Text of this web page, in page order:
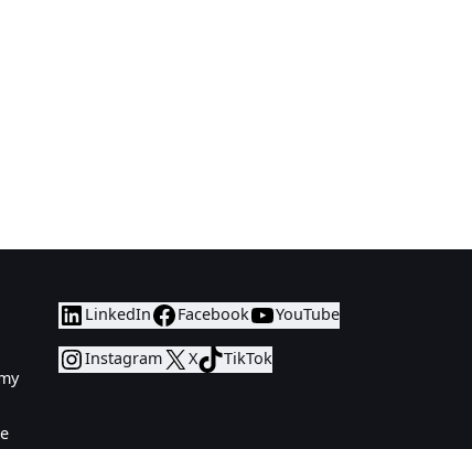
LinkedIn Facebook YouTube
Instagram X TikTok